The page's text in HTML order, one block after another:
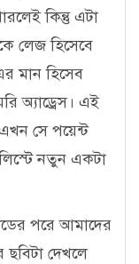
কিন্তু এটা
লেজ হিসেবে
মান হিসেব
অ্যাড্রেস। এই
সে পয়েন্ট
নতুন একটা
পরে আমাদের
দেখলে